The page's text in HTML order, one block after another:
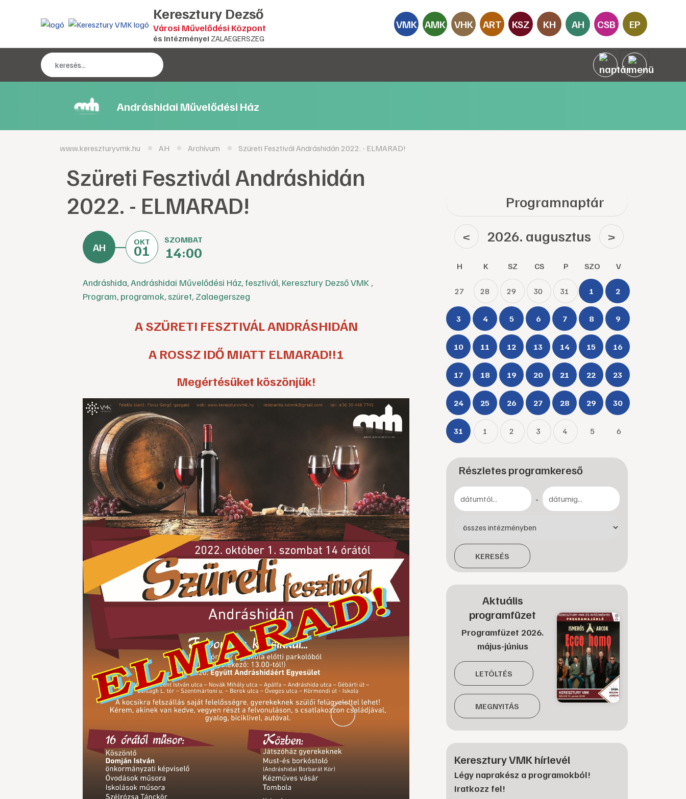
Keresztury Dezső
Városi Művelődési Központ
és intézményei ZALAEGERSZEG
VMK AMK VHK ART KSZ KH AH CSB EP
Andráshidai Művelődési Ház
www.kereszturyvmk.hu AH Archívum Szüreti Fesztivál Andráshidán 2022. - ELMARAD!
Szüreti Fesztivál Andráshidán
2022. - ELMARAD!
OKT
01
SZOMBAT
14:00
Andráshida,Andráshidai Művelődési Ház, fesztivál, Keresztury Dezső VMK ,
Program, programok,szüret, Zalaegerszeg
A SZÜRETI FESZTIVÁL ANDRÁSHIDÁN
A ROSSZ IDŐ MIATT ELMARAD!!!
Megértésüket köszönjük!
Programnaptár
< 2026. augusztus >
H K SZ CS P SZO V
27 28 29 30 31 1 2
3 4 5 6 7 8 9
10 11 12 13 14 15 16
17 18 19 20 21 22 23
24 25 26 27 28 29 30
31 1 2 3 4 5 6
Részletes programkereső
-
KERESÉS
Aktuális
programfüzet
Programfüzet 2026.
május-június
LETÖLTÉS
MEGNYITÁS
Keresztury VMK hírlevél
Légy naprakész a programokból!
Iratkozz fel!